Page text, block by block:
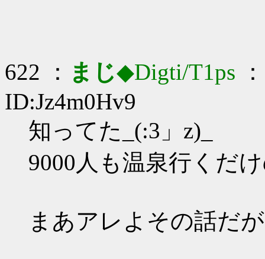
622 ： まじ◆Digti/T1ps
ID:Jz4m0Hv9
知ってた_(:3」z)_
9000人も温泉行くだ
まあアレよその話だ